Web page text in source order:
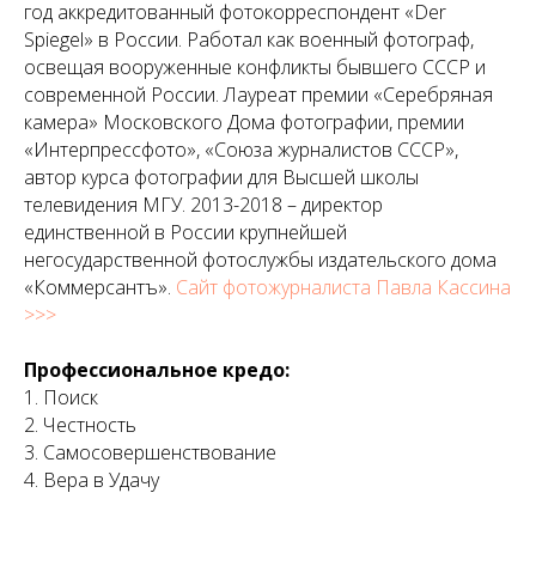
год аккредитованный фотокорреспондент «Der
Spiegel» в России. Работал как военный фотограф,
освещая вооруженные конфликты бывшего СССР и
современной России. Лауреат премии «Серебряная
камера» Московского Дома фотографии, премии
«Интерпрессфото», «Союза журналистов СССР»,
автор курса фотографии для Высшей школы
телевидения МГУ. 2013-2018 – директор
единственной в России крупнейшей
негосударственной фотослужбы издательского дома
«Коммерсантъ». Cайт фотожурналиста Павла Кассина
>>>
Профессиональное кредо:
1. Поиск
2. Честность
3. Самосовершенствование
4. Вера в Удачу